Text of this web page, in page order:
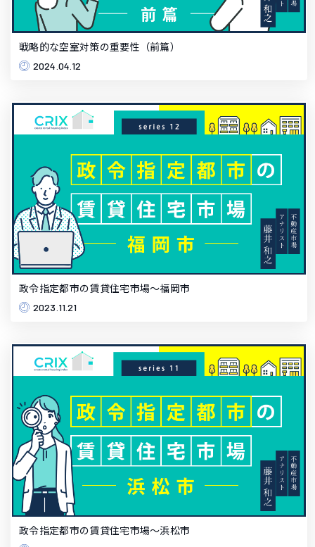
戦略的な空室対策の重要性（前篇）
2024.04.12
政令指定都市の賃貸住宅市場～福岡市
2023.11.21
政令指定都市の賃貸住宅市場～浜松市